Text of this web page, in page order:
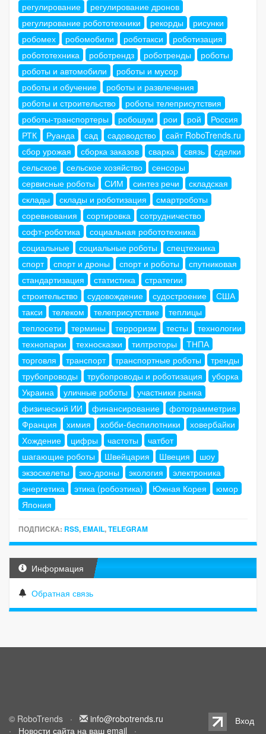
регулирование
регулирование дронов
регулирование робототехники
рекорды
рисунки
робомех
робомобили роботакси
роботизация
робототехника
роботрендз роботренды
роботы
роботы и автомобили
роботы и мусор
роботы и обучение
роботы и развлечения
роботы и строительство
роботы телеприсутствия
роботы-транспортеры
робошум рои рой
Россия
РТК
Руанда сад садоводство
сайт RoboTrends.ru
сбор урожая
сборка заказов сварка связь
сделки
сельское
сельское хозяйство
сенсоры
сервисные роботы
СИМ синтез речи
складская
склады
склады и роботизация
смартроботы
соревнования
сортировка
сотрудничество
софт-роботика
социальная робототехника
социальные
социальные роботы
спецтехника
спорт
спорт и дроны спорт и роботы
спутниковая
стандартизация
статистика
стратегии
строительство
судовождение судостроение
США
такси
телеком телеприсутствие
теплицы
теплосети
термины терроризм тесты
технологии
технопарки
техносказки тилтроторы
ТНПА
торговля
транспорт транспортные роботы
тренды
трубопроводы
трубопроводы и роботизация
уборка
Украина
уличные роботы
участники рынка
физический ИИ
финансирование
фотограмметрия
Франция
химия хобби-беспилотники
ховербайки
Хождение
цифры частоты
чатбот
шагающие роботы
Швейцария Швеция
шоу
экзоскелеты
эко-дроны экология
электроника
энергетика
этика (робоэтика) Южная Корея
юмор
Япония
ПОДПИСКА: RSS, EMAIL,TELEGRAM
Информация
Обратная связь
© RoboTrends ·
info@robotrends.ru
· Новости сайта на ваш email ·
Вход